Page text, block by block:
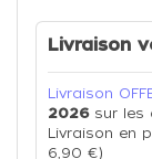
Livraison
Livraison
2026sur les
Livraison en
6,90 €)